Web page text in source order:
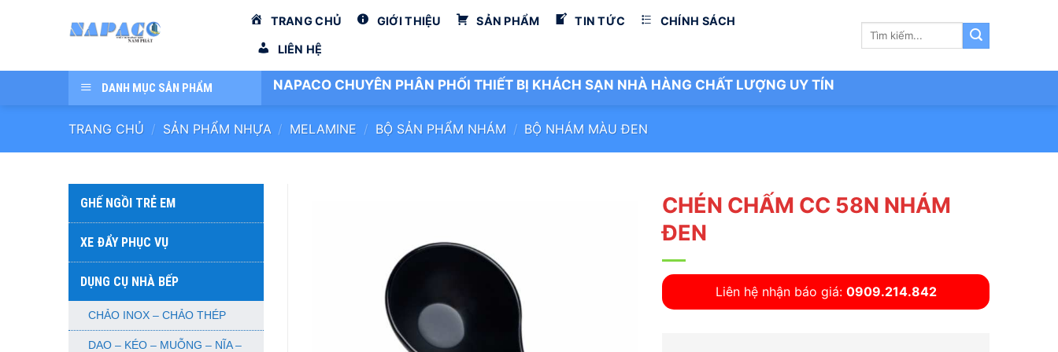
dung
TRANG CHỦ GIỚI THIỆU SẢN PHẨM TIN TỨC CHÍNH SÁCH
LIÊN HỆ
Tìm
DANH MỤC SẢN PHẨM NAPACO CHUYÊN PHÂN PHỐI THIẾT BỊ KHÁCH SẠN NHÀ HÀNG CHẤT LƯỢNG UY TÍN
TRANG CHỦ / SẢN PHẨM NHỰA / MELAMINE / BỘ SẢN PHẨM NHÁM / BỘ NHÁM MÀU ĐEN
GHẾ NGỒI TRẺ EM
XE ĐẨY PHỤC VỤ
DỤNG CỤ NHÀ BẾP
CHẢO INOX – CHẢO THÉP
DAO – KÉO – MUỖNG – NĨA –
CHÉN CHẤM CC 58N NHÁM
ĐEN
Liên hệ nhận báo giá: 0909.214.842